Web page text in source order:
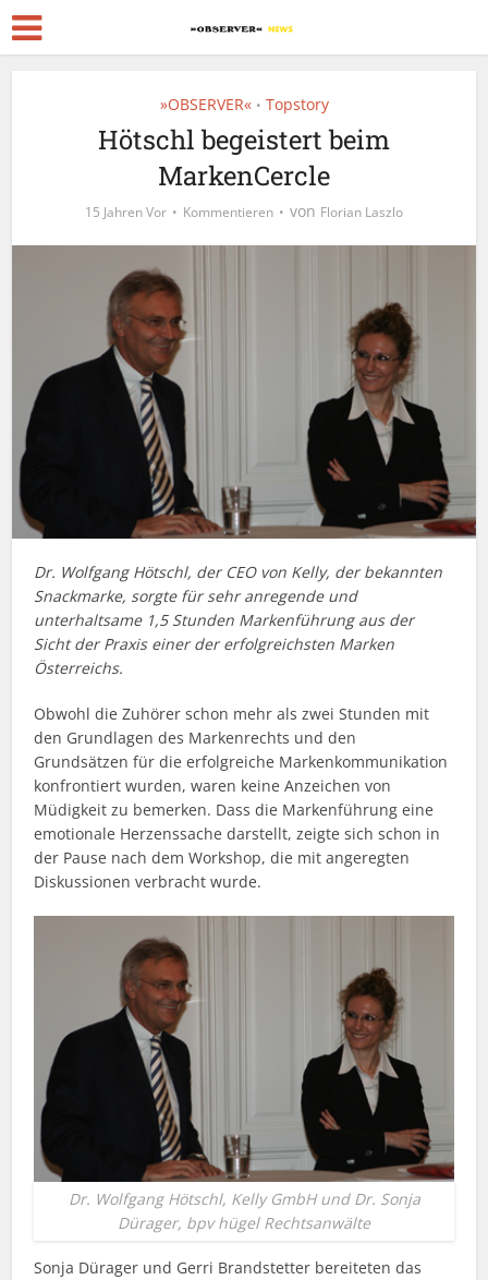
»OBSERVER« • Topstory
Hötschl begeistert beim
MarkenCercle
15 Jahren Vor Kommentieren von Florian Laszlo
Dr. Wolfgang Hötschl, der CEO von Kelly, der bekannten
Snackmarke, sorgte für sehr anregende und
unterhaltsame 1,5 Stunden Markenführung aus der
Sicht der Praxis einer der erfolgreichsten Marken
Österreichs.
Obwohl die Zuhörer schon mehr als zwei Stunden mit
den Grundlagen des Markenrechts und den
Grundsätzen für die erfolgreiche Markenkommunikation
konfrontiert wurden, waren keine Anzeichen von
Müdigkeit zu bemerken. Dass die Markenführung eine
emotionale Herzenssache darstellt, zeigte sich schon in
der Pause nach dem Workshop, die mit angeregten
Diskussionen verbracht wurde.
Dr. Wolfgang Hötschl, Kelly GmbH und Dr. Sonja
Dürager, bpv hügel Rechtsanwälte
Sonja Dürager und Gerri Brandstetter bereiteten das